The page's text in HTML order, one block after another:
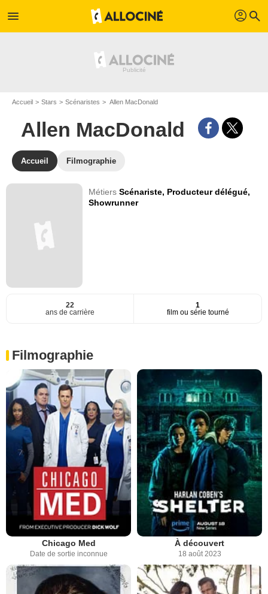
menu profil search
Accueil Stars Scénaristes Allen MacDonald
Allen MacDonald
Accueil Filmographie
MétiersScénariste, Producteur délégué,
Showrunner
22
ans de carrière
1
film ou série tourné
Filmographie
Chicago Med
Date de sortie inconnue
À découvert
18 août 2023